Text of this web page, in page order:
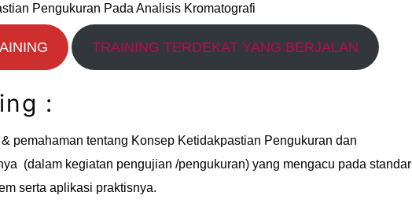
Pengukuran Pada Analisis Kromatografi
TRAINING TERDEKAT YANG BERJALAN
:
pemahaman tentang Konsep Ketidakpastian Pengukuran dan
(dalam kegiatan pengujian /pengukuran) yang mengacu pada standar
serta aplikasi praktisnya.